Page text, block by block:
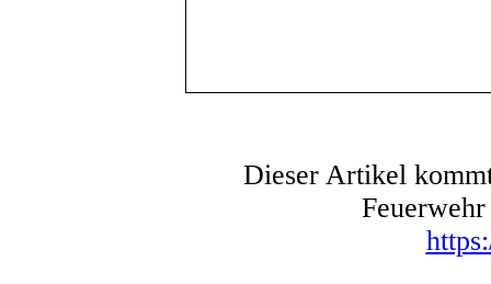
Dieser Artikel